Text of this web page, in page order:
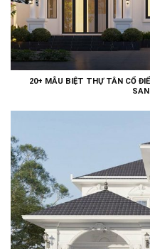
20+ MẪU BIỆT THỰ TÂN CỔ